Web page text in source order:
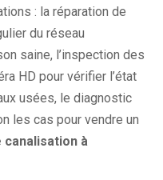
: la réparation de
du réseau
saine, l’inspection des
HD pour vérifier l’état
usées, le diagnostic
les cas pour vendre un
canalisation à